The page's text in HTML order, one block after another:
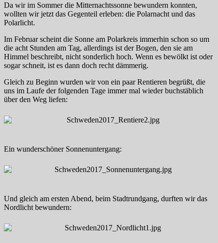
Da wir im Sommer die Mitternachtssonne bewundern konnten,
wollten wir jetzt das Gegenteil erleben: die Polarnacht und das
Polarlicht.
Im Februar scheint die Sonne am Polarkreis immerhin schon so um
die acht Stunden am Tag, allerdings ist der Bogen, den sie am
Himmel beschreibt, nicht sonderlich hoch. Wenn es bewölkt ist oder
sogar schneit, ist es dann doch recht dämmerig.
Gleich zu Beginn wurden wir von ein paar Rentieren begrüßt, die
uns im Laufe der folgenden Tage immer mal wieder buchstäblich
über den Weg liefen:
Ein wunderschöner Sonnenuntergang:
Und gleich am ersten Abend, beim Stadtrundgang, durften wir das
Nordlicht bewundern: